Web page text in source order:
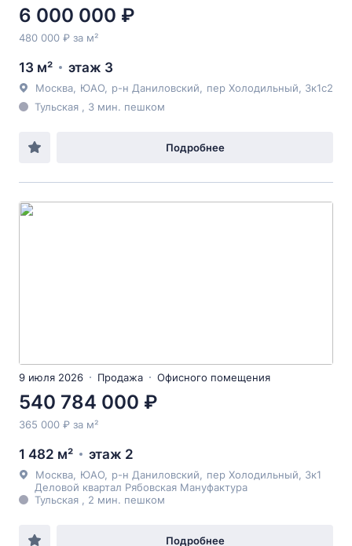
6 000 000 ₽
480 000 ₽ за м²
13 м² этаж 3
Москва ЮАО р-н Даниловский пер Холодильный , 3к1с2
Тульская , 3 мин. пешком
Подробнее
9 июля 2026 Продажа Офисного помещения
540 784 000 ₽
365 000 ₽ за м²
1 482 м² этаж 2
Москва ЮАО р-н Даниловский пер Холодильный , 3к1
Деловой квартал Рябовская Мануфактура
Тульская , 2 мин. пешком
Подробнее